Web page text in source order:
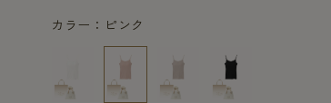
カラー：ピンク